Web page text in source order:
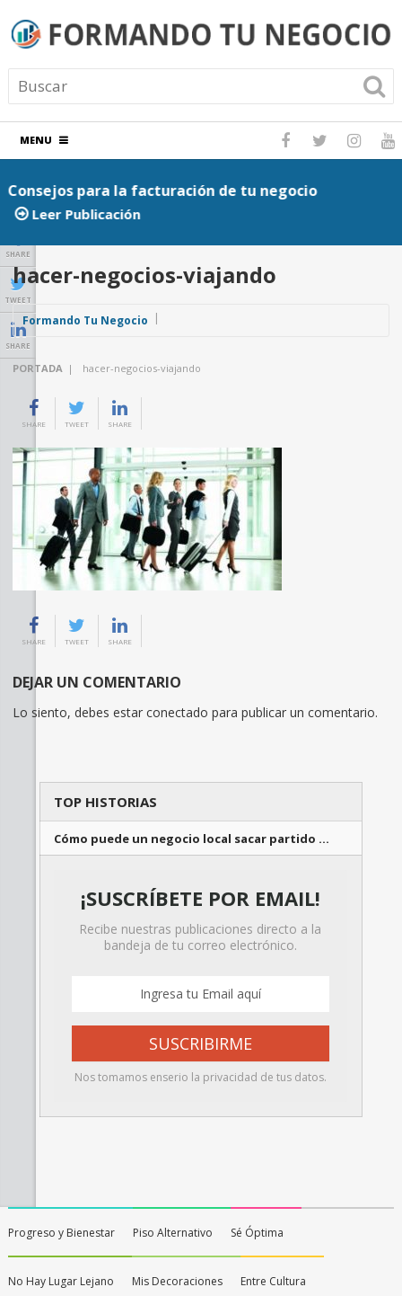
MENU
Consejos para la facturación de tu negocio
Leer Publicación
SHARE
TWEET
SHARE
hacer-negocios-viajando
Formando Tu Negocio
PORTADA | hacer-negocios-viajando
SHARE TWEET SHARE
SHARE TWEET SHARE
DEJAR UN COMENTARIO
Lo siento, debes estar conectado para publicar un comentario.
TOP HISTORIAS
Cómo puede un negocio local sacar partido …
¡SUSCRÍBETE POR EMAIL!
Recibe nuestras publicaciones directo a la
bandeja de tu correo electrónico.
Nos tomamos enserio la privacidad de tus datos.
Progreso y Bienestar Piso Alternativo Sé Óptima
No Hay Lugar Lejano Mis Decoraciones Entre Cultura